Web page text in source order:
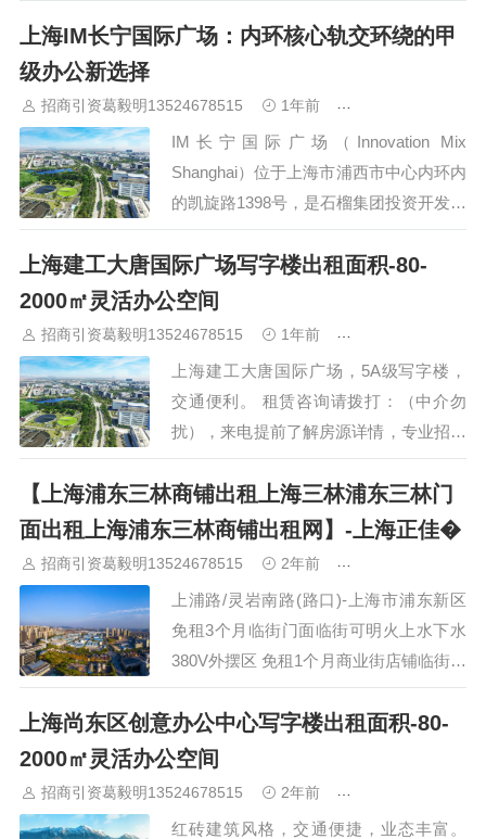
心，凭借其卓越的地理位置和政策支持，
成为数字内容产业的领军者。中心汇聚顶
位服务。依托上海的国际化平台，中心助
上海IM长宁国际广场：内环核心轨交环绕的甲
级办公新选择
招商引资葛毅明13524678515 1年前
IM长宁国际广场（Innovation Mix
Shanghai）位于上海市浦西市中心内环内
的凯旋路1398号，是石榴集团投资开发的
大型商业综合项目。项目总建筑面积超过
25万平方米，分为南北两个区块，占地面
积40,384平方米。作为集三条轨交连接并
获得LEED金预认证的综合性商业项目，
上海建工大唐国际广场写字楼出租面积-80-
2000㎡灵活办公空间
招商引资葛毅明13524678515 1年前
上海建工大唐国际广场，5A级写字楼，
交通便利。 租赁咨询请拨打：（中介勿
扰），来电提前了解房源详情，专业招商
顾问一对一热情服务，暂不接受临时到访
客户，看房请提前预约。 上海建工大唐
国际广场：现代商务的璀璨明珠 上海建
工大唐国际广场…
【上海浦东三林商铺出租上海三林浦东三林门
面出租上海浦东三林商铺出租网】-上海正佳�
招商引资葛毅明13524678515 2年前
上浦路/灵岩南路(路口)-上海市浦东新区
免租3个月临街门面临街可明火上水下水
380V外摆区 免租1个月商业街店铺临街可
餐饮可明火上水下水380V 浦东-三林杨南
小区上南路商铺空置中 免租1个月商业街
店铺临街…
上海尚东区创意办公中心写字楼出租面积-80-
2000㎡灵活办公空间
招商引资葛毅明13524678515 2年前
红砖建筑风格，交通便捷，业态丰富。